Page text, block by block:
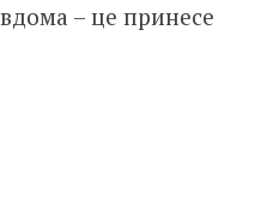
– це принесе